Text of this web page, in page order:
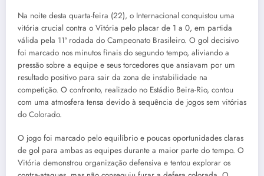
Na noite desta quarta-feira (22), o Internacional conquistou uma
vitória crucial contra o Vitória pelo placar de 1 a 0, em partida
válida pela 11ª rodada do Campeonato Brasileiro. O gol decisivo
foi marcado nos minutos finais do segundo tempo, aliviando a
pressão sobre a equipe e seus torcedores que ansiavam por um
resultado positivo para sair da zona de instabilidade na
competição. O confronto, realizado no Estádio Beira-Rio, contou
com uma atmosfera tensa devido à sequência de jogos sem vitórias
do Colorado.
O jogo foi marcado pelo equilíbrio e poucas oportunidades claras
de gol para ambas as equipes durante a maior parte do tempo. O
Vitória demonstrou organização defensiva e tentou explorar os